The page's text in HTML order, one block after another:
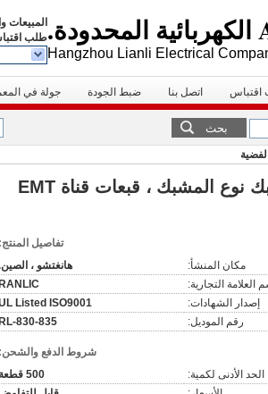
المبيعات
طلب
جولة في ضبط الجودة اتصل بنا اقتباس
بحث
الانتهاء من تلميع المجلفن الصلب الصلب المشبك نوع المشبك ، قبعات قناة EMT
تفاصيل
مكان المنشأ:
هانغتشو ،
العلامة التجارية:
إصدار الشهادات:
Listed ISO9001
رقم الموديل:
830-835
شروط الدفع
الحد الأدنى لكمية:
500 قطعة